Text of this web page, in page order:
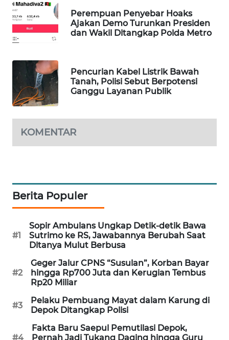
Perempuan Penyebar Hoaks
Ajakan Demo Turunkan Presiden
dan Wakil Ditangkap Polda Metro
Pencurian Kabel Listrik Bawah
Tanah, Polisi Sebut Berpotensi
Ganggu Layanan Publik
KOMENTAR
Berita Populer
#1
Sopir Ambulans Ungkap Detik-detik Bawa
Sutrimo ke RS, Jawabannya Berubah Saat
Ditanya Mulut Berbusa
#2
Geger Jalur CPNS “Susulan”, Korban Bayar
hingga Rp700 Juta dan Kerugian Tembus
Rp20 Miliar
#3
Pelaku Pembuang Mayat dalam Karung di
Depok Ditangkap Polisi
#4
Fakta Baru Saepul Pemutilasi Depok,
Pernah Jadi Tukang Daging hingga Guru
UMKM
WAHANA
WAHANA
PERSONA
WAHANA
WAHANA
DESA
WISATA
LAPAK
WAHANA
Wahana
KONSUMEN